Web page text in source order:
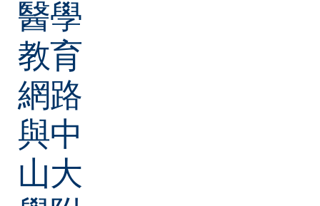
醫學
教育
網路
與中
山大